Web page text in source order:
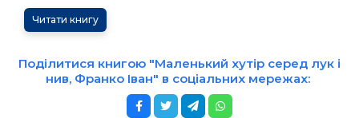
Читати книгу
Поділитися книгою "Маленький хутір серед лук і
нив, Франко Іван" в соціальних мережах: